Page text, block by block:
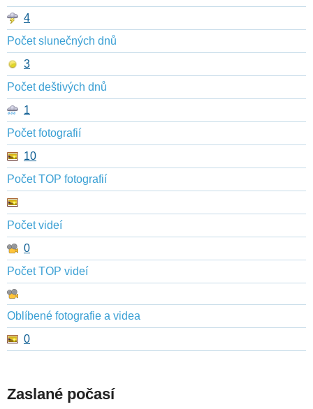
4
Počet slunečných dnů
3
Počet deštivých dnů
1
Počet fotografií
10
Počet TOP fotografií
Počet videí
0
Počet TOP videí
Oblíbené fotografie a videa
0
Zaslané počasí